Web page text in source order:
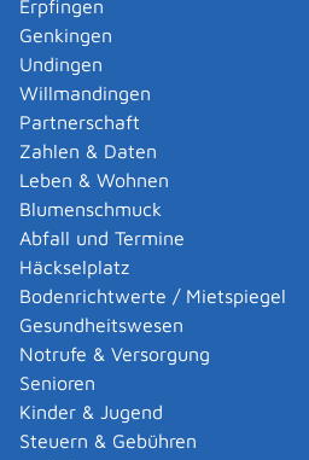
Erpfingen
Genkingen
Undingen
Willmandingen
Partnerschaft
Zahlen & Daten
Leben & Wohnen
Blumenschmuck
Abfall und Termine
Häckselplatz
Bodenrichtwerte / Mietspiegel
Gesundheitswesen
Notrufe & Versorgung
Senioren
Kinder & Jugend
Steuern & Gebühren
Leistungsdetails
Voraussetzungen
Voraussetzungen für die
Pflegedienstes sind:
Sie müssen dauerhaft in
ausreichende und
Versorgung der
gewährleisten.
Ihre Pflege und
muss der verlangten
im PflegeVG und in den
Vereinbarungen festgelegt.
Ihr Pflegedienst muss